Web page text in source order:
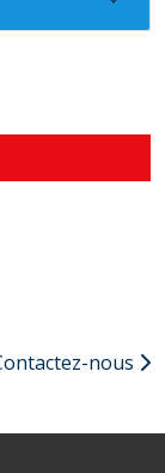
nous